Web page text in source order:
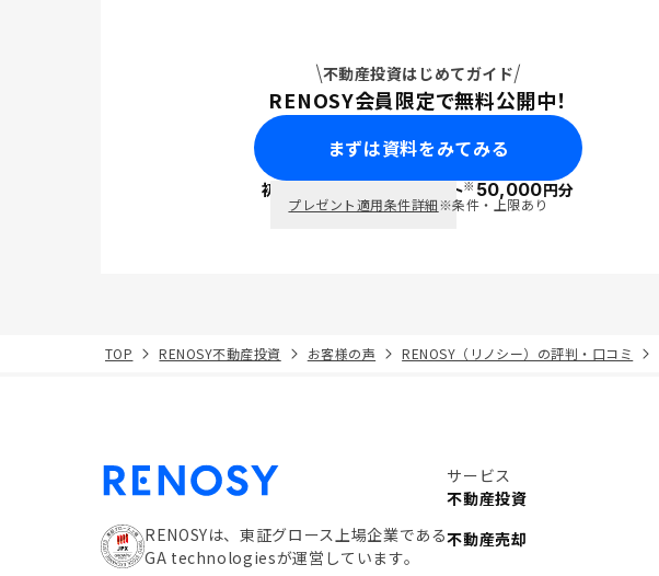
不動産投資はじめてガイド
RENOSY会員限定で無料公開中！
まずは資料をみてみる
初回面談で ポイント※50,000円分
プレゼント適用条件詳細※条件・上限あり
TOP RENOSY不動産投資 お客様の声 RENOSY（リノシー）の評判・口コミ
RENOSYは、東証グロース上場企業である
GA technologiesが運営しています。
サービス
不動産投資
不動産売却